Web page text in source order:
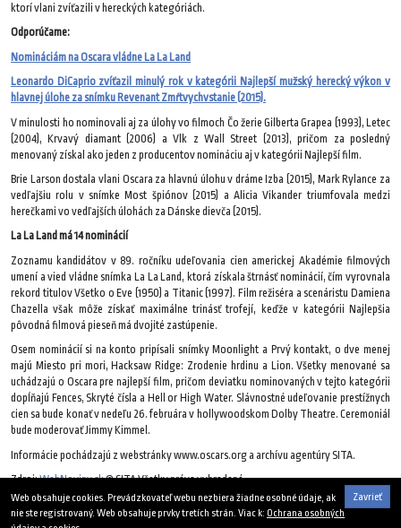
ktorí vlani zvíťazili v hereckých kategóriách.
Odporúčame:
Nomináciám na Oscara vládne La La Land
Leonardo DiCaprio zvíťazil minulý rok v kategórii Najlepší mužský herecký výkon v
hlavnej úlohe za snímku Revenant Zmŕtvychvstanie (2015).
V minulosti ho nominovali aj za úlohy vo filmoch Čo žerie Gilberta Grapea (1993), Letec
(2004), Krvavý diamant (2006) a Vlk z Wall Street (2013), pričom za posledný
menovaný získal ako jeden z producentov nomináciu aj v kategórii Najlepší film.
Brie Larson dostala vlani Oscara za hlavnú úlohu v dráme Izba (2015), Mark Rylance za
vedľajšiu rolu v snímke Most špiónov (2015) a Alicia Vikander triumfovala medzi
herečkami vo vedľajších úlohách za Dánske dievča (2015).
La La Land má 14 nominácií
Zoznamu kandidátov v 89. ročníku udeľovania cien americkej Akadémie filmových
umení a vied vládne snímka La La Land, ktorá získala štrnásť nominácií, čím vyrovnala
rekord titulov Všetko o Eve (1950) a Titanic (1997). Film režiséra a scenáristu Damiena
Chazella však môže získať maximálne trinásť trofejí, keďže v kategórii Najlepšia
pôvodná filmová pieseň má dvojité zastúpenie.
Osem nominácií si na konto pripísali snímky Moonlight a Prvý kontakt, o dve menej
majú Miesto pri mori, Hacksaw Ridge: Zrodenie hrdinu a Lion. Všetky menované sa
uchádzajú o Oscara pre najlepší film, pričom deviatku nominovaných v tejto kategórii
dopĺňajú Fences, Skryté čísla a Hell or High Water. Slávnostné udeľovanie prestížnych
cien sa bude konať v nedeľu 26. februára v hollywoodskom Dolby Theatre. Ceremoniál
bude moderovať Jimmy Kimmel.
Informácie pochádzajú z webstránky www.oscars.org a archívu agentúry SITA.
Zdroj:WebNoviny.sk© SITA Všetky práva vyhradené.
1. februára 2017
Zavrieť
Web obsahuje cookies. Prevádzkovateľ webu nezbiera žiadne osobné údaje, ak
nie ste registrovaný. Web obsahuje prvky tretích strán. Viac k: Ochrana osobných